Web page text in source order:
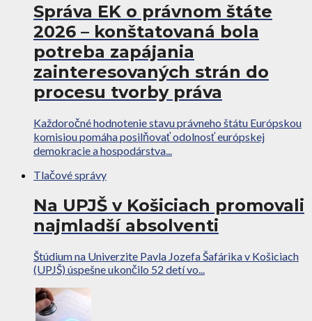
Správa EK o právnom štáte
2026 – konštatovaná bola
potreba zapájania
zainteresovaných strán do
procesu tvorby práva
Každoročné hodnotenie stavu právneho štátu Európskou
komisiou pomáha posilňovať odolnosť európskej
demokracie a hospodárstva...
Tlačové správy
Na UPJŠ v Košiciach promovali
najmladší absolventi
Štúdium na Univerzite Pavla Jozefa Šafárika v Košiciach
(UPJŠ) úspešne ukončilo 52 detí vo...